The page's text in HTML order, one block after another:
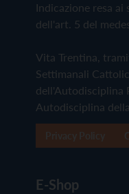
Indicazione resa ai
dell'art. 5 del
Vita Trentina,
Settimanali
dell'Autodisciplina
Autodisciplina
E-Shop